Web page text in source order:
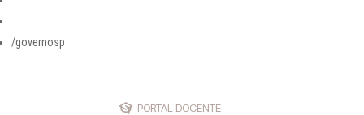
/governosp
PORTAL DOCENTE